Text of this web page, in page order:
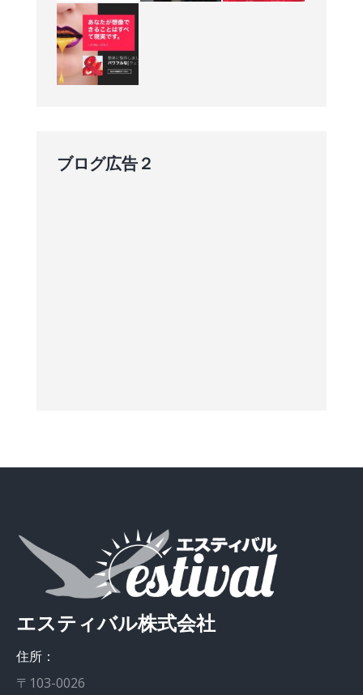
ブログ広告２
エスティバル株式会社
住所：
〒103-0026